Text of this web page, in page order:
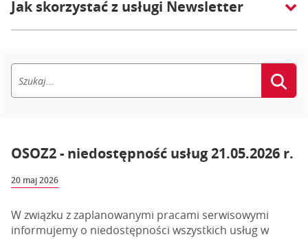
Jak skorzystać z usługi Newsletter
OSOZ2 - niedostępność usług 21.05.2026 r.
20 maj 2026
W związku z zaplanowanymi pracami serwisowymi
informujemy o niedostępności wszystkich usług w